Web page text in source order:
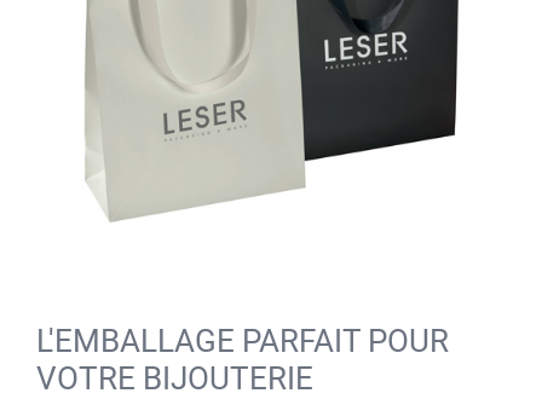
L'EMBALLAGE PARFAIT POUR
VOTRE BIJOUTERIE